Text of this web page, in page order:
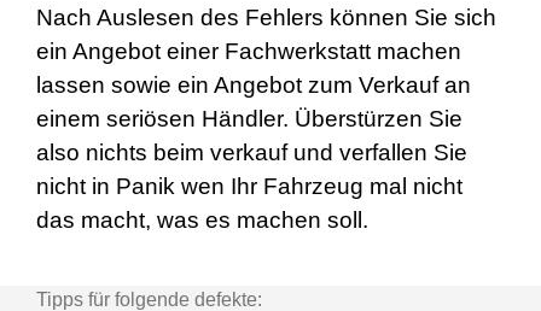
Nach Auslesen des Fehlers können Sie sich
ein Angebot einer Fachwerkstatt machen
lassen sowie ein Angebot zum Verkauf an
einem seriösen Händler. Überstürzen Sie
also nichts beim verkauf und verfallen Sie
nicht in Panik wen Ihr Fahrzeug mal nicht
das macht, was es machen soll.
Tipps für folgende defekte: